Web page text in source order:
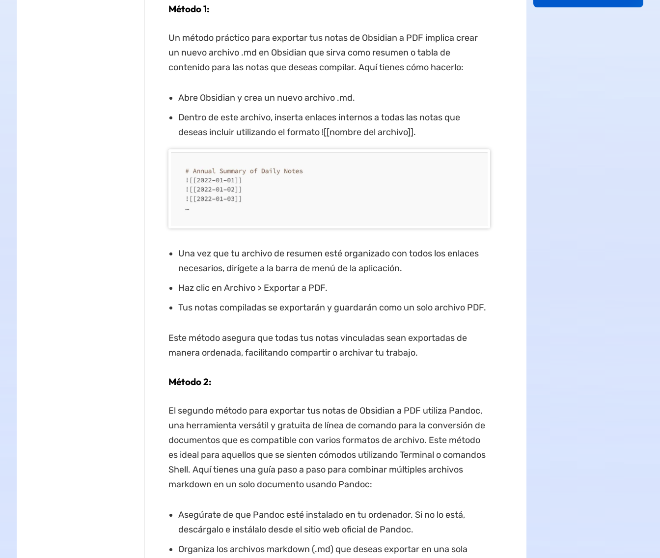
Método 1:
Un método práctico para exportar tus notas de Obsidian a PDF implica crear
un nuevo archivo .md en Obsidian que sirva como resumen o tabla de
contenido para las notas que deseas compilar. Aquí tienes cómo hacerlo:
Abre Obsidian y crea un nuevo archivo .md.
Dentro de este archivo, inserta enlaces internos a todas las notas que
deseas incluir utilizando el formato ![[nombre del archivo]].
Una vez que tu archivo de resumen esté organizado con todos los enlaces
necesarios, dirígete a la barra de menú de la aplicación.
Haz clic en Archivo > Exportar a PDF.
Tus notas compiladas se exportarán y guardarán como un solo archivo PDF.
Este método asegura que todas tus notas vinculadas sean exportadas de
manera ordenada, facilitando compartir o archivar tu trabajo.
Método 2:
El segundo método para exportar tus notas de Obsidian a PDF utiliza Pandoc,
una herramienta versátil y gratuita de línea de comando para la conversión de
documentos que es compatible con varios formatos de archivo. Este método
es ideal para aquellos que se sienten cómodos utilizando Terminal o comandos
Shell. Aquí tienes una guía paso a paso para combinar múltiples archivos
markdown en un solo documento usando Pandoc:
Asegúrate de que Pandoc esté instalado en tu ordenador. Si no lo está,
descárgalo e instálalo desde el sitio web oficial de Pandoc.
Organiza los archivos markdown (.md) que deseas exportar en una sola